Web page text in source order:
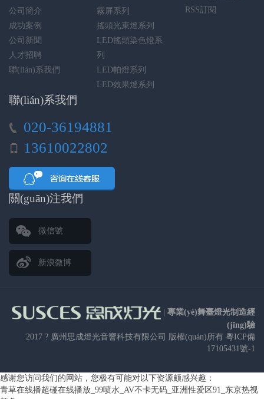
公司簡介
成功案例
公司新聞
人才招聘
聯(lián)系我們
霧屏系列
搖頭光束燈系列
LED搖頭染色燈系
列
LED帕燈系列
LED效果燈系列
RSS訂閱
聯(lián)系我們
020-36194881
13610022802
關(guān)注我們
微信號
新浪微博
| 專業(yè)舞臺燈光制造經
(jīng)驗
2017 ? 廣州思成燈光音響科技有限公司 版權(quán)所有 粵ICP備
17105431號-1
感谢您访问我们的网站，您极有可能对以下资源颇感兴趣：
青草在线播超碰在线播放_99喷水_AV不卡无码_亚洲性爱区91_东京热视